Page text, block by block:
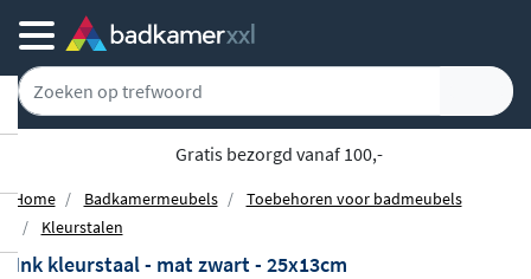
Achteraf of gespreid betalen
Home Badkamermeubels
Toebehoren voor badmeubels
Kleurstalen
Ink kleurstaal - mat zwart - 25x13cm